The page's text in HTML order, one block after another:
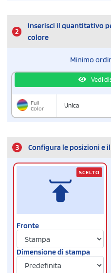
2
Inserisci il quantitativo
colore
Minimo
Vedi
Full
Color
Unica
3 Configura le posizioni e
Fronte
Dimensione di stampa
SCELTO